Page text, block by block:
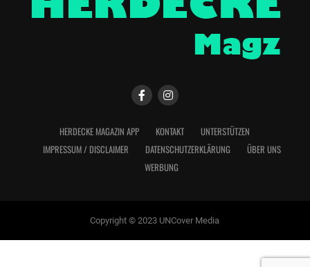
HERDECKE MAGAZIN APP KONTAKT
UNTERSTÜTZEN
IMPRESSUM / DISCLAIMER
DATENSCHUTZERKLÄRUNG
ÜBER UNS
WERBUNG
Copyright © 2023 UNCover Media